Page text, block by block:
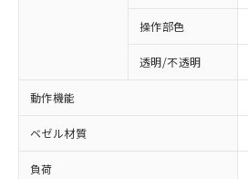
操作部色
透明/不透明
動作機能
ベゼル材質
負荷